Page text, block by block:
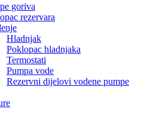
goriva
rezervara
Hladnjak
Poklopac hladnjaka
Termostati
Pumpa vode
Rezervni dijelovi vodene pumpe